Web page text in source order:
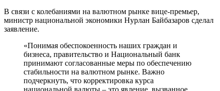
В связи с колебаниями на валютном рынке вице-премьер,
министр национальной экономики Нурлан Байбазаров сделал
заявление.
«Понимая обеспокоенность наших граждан и
бизнеса, правительство и Национальный банк
принимают согласованные меры по обеспечению
стабильности на валютном рынке. Важно
подчеркнуть, что корректировка курса